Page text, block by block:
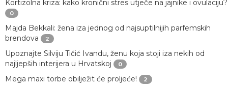
Kortizolna kriza: kako kronični stres utječe na jajnike i ovulaciju?
0
Majda Bekkali: žena iza jednog od najsuptilnijih parfemskih
brendova
2
Upoznajte Silviju Tičić Ivandu, ženu koja stoji iza nekih od
najljepših interijera u Hrvatskoj
0
Mega maxi torbe obilježit će proljeće! 2